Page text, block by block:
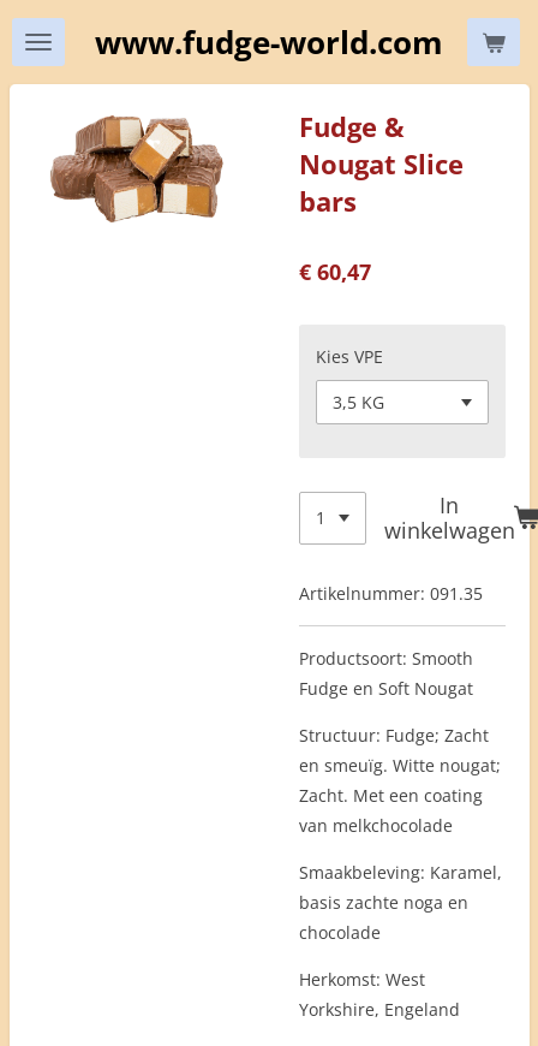
Ga
direct
naar
hoofdinhoud
www.fudge-world.com
Fudge &
Nougat Slice
bars
€ 60,47
Kies VPE
In
winkelwagen
Artikelnummer: 091.35
Productsoort: Smooth
Fudge en Soft Nougat
Structuur: Fudge; Zacht
en smeuïg. Witte nougat;
Zacht. Met een coating
van melkchocolade
Smaakbeleving: Karamel,
basis zachte noga en
chocolade
Herkomst: West
Yorkshire, Engeland